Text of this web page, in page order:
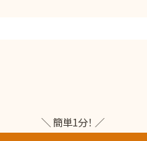
＼ 簡単1分！ ／